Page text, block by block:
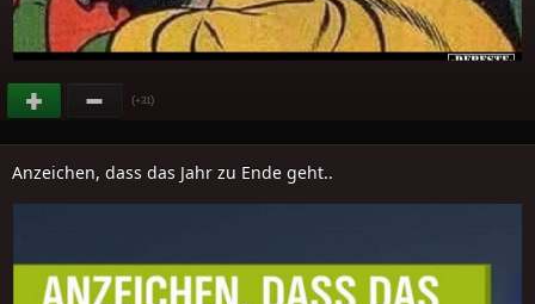
(+31)
Anzeichen, dass das Jahr zu Ende geht..